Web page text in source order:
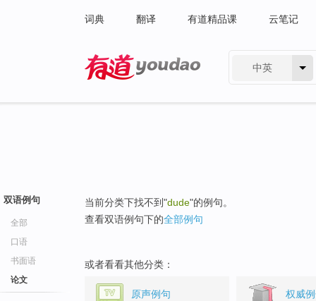
词典 翻译 有道精品课 云笔记
中英
双语例句
全部
口语
书面语
论文
当前分类下找不到"dude"的例句。
查看双语例句下的全部例句
或者看看其他分类：
原声例句 权威